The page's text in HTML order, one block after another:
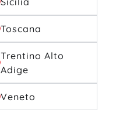
Toscana
Trentino Alto
Adige
Veneto